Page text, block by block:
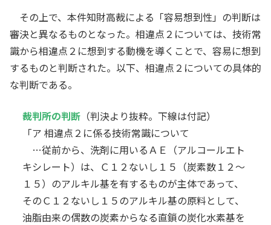
化水素基を有する化合物は、一般式（ＩＩ）で表さ
れる化合物から除外されるものと認められる。
他方、甲１発明に含まれるノニオン界面活性剤…
のＮＩ（７ＥＯ）の構造式は、本件発明１の（Ｇ）
成分の一般式（ＩＩ）においてｗ＝０、ｖ＋ｘが７
構造式としては共通する（…）。
しかし、甲１発明のＮＩ（７ＥＯ）における「Ｒ
はＣ１２からＣ１５のアルキル鎖」はその文言以上
の特定はなく 、炭素数が奇数（１３又は１５）であ
るか、又は分枝鎖の炭化水素基を除外するものとは
認められず 、天然アルコール由来のものに限定され
その上で、本件知財高裁による「容易想到性」の判断は
審決と異なるものとなった。相違点２については、技術常
識から相違点２に想到する動機を導くことで、容易に想到
するものと判断された。以下、相違点２についての具体的
な判断である。
裁判所の判断（判決より抜粋。下線は付記）
「ア 相違点２に係る技術常識について
…従前から、洗剤に用いるＡＥ（アルコールエト
キシレート）は、Ｃ１２ないし１５（炭素数１２～
１５）のアルキル基を有するものが主体であって、
そのＣ１２ないし１５のアルキル基の原料として、
油脂由来の偶数の炭素からなる直鎖の炭化水素基を